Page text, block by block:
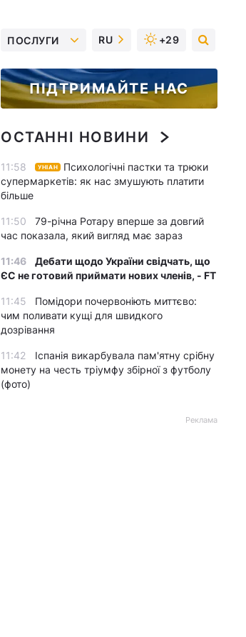
ПОСЛУГИ RU +29
ПІДТРИМАЙТЕ НАС
ОСТАННІ НОВИНИ
11:58 УНІАН
Психологічні пастки та трюки
супермаркетів: як нас змушують платити
більше
11:50
79-річна Ротару вперше за довгий
час показала, який вигляд має зараз
11:46
Дебати щодо України свідчать, що
ЄС не готовий приймати нових членів, - FT
11:45
Помідори почервоніють миттєво:
чим поливати кущі для швидкого
дозрівання
11:42
Іспанія викарбувала пам'ятну срібну
монету на честь тріумфу збірної з футболу
(фото)
Реклама